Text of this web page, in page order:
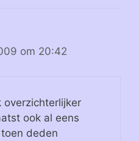
om 20:42
overzichterlijker
ook al eens
deden